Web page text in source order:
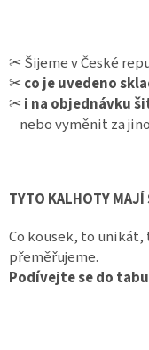
✂︎ Šijeme v České
✂︎ co je uvedeno
✂︎ i na objednávku
nebo vyměnit za
TYTO KALHOTY MAJÍ
Co kousek, to unikát,
přeměřujeme.
Podívejte se do